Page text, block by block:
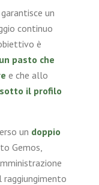
un
continuo
è
pasto che
e che allo
il profilo
un doppio
Gemos,
raggiungimento